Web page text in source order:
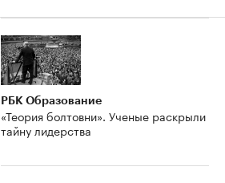
РБК Образование
«Теория болтовни». Ученые раскрыли
тайну лидерства